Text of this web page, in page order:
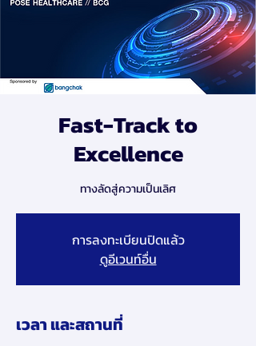
Fast-Track to
Excellence
ทางลัดสู่ความเป็นเลิศ
การลงทะเบียนปิดแล้ว
ดูอีเวนท์อื่น
เวลา และสถานที่